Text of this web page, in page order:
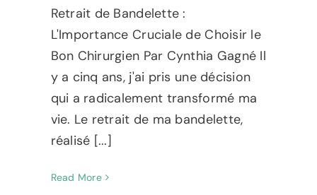
LanguageRetrait de Bandelette :
L'Importance Cruciale de Choisir le
Bon Chirurgien Par Cynthia Gagné Il
y a cinq ans, j'ai pris une décision
qui a radicalement transformé ma
vie. Le retrait de ma bandelette,
réalisé [...]
Read More